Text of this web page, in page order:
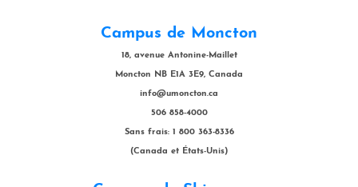
Campus de Moncton
18, avenue Antonine-Maillet
Moncton NB E1A 3E9, Canada
info@umoncton.ca
506 858-4000
Sans frais: 1 800 363-8336
(Canada et États-Unis)